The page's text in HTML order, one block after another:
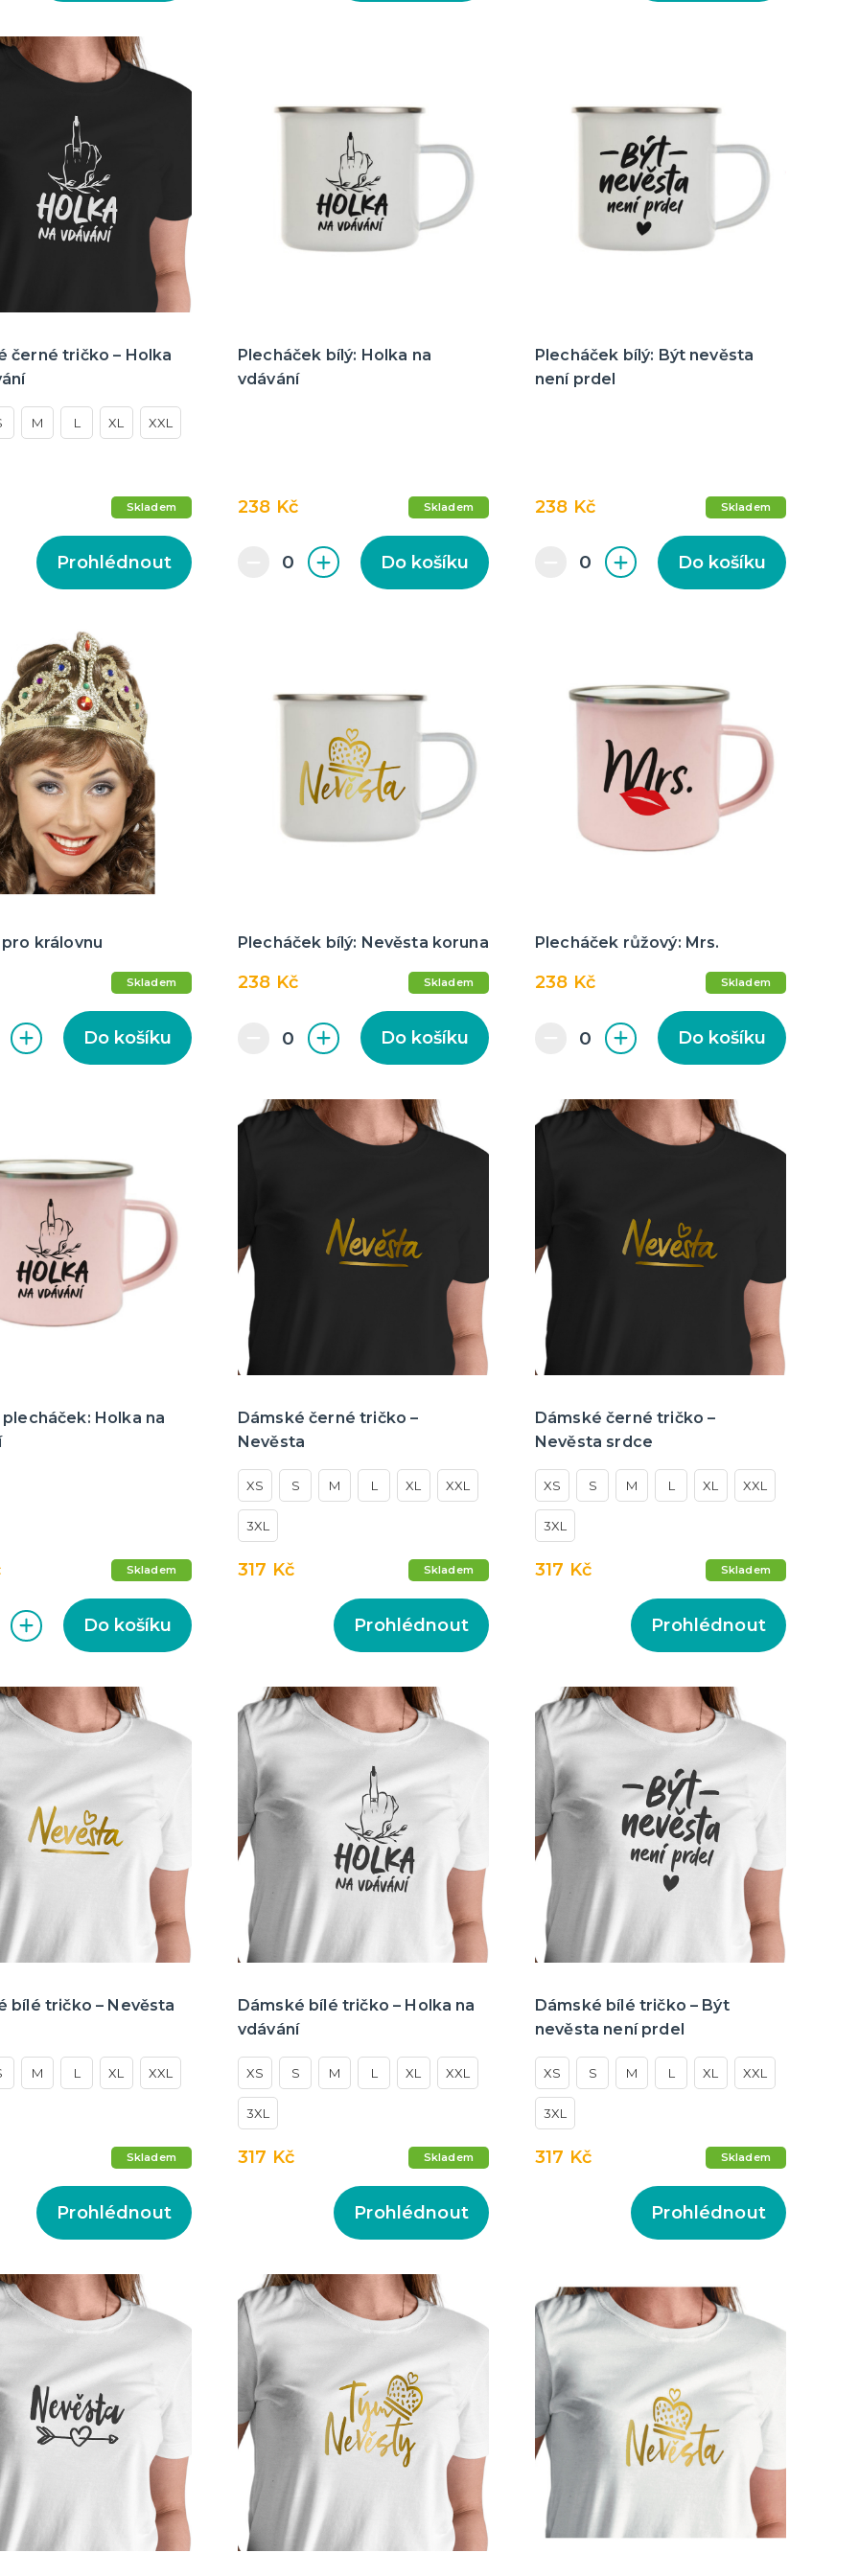
černé tričko – Holka
M L XL XXL
Skladem
Prohlédnout
Plecháček bílý: Holka na
vdávání
238 Kč Skladem
Do košíku
Plecháček bílý: Být nevěsta
není prdel
238 Kč Skladem
Do košíku
královnu
Skladem
Do košíku
Plecháček bílý: Nevěsta koruna
238 Kč Skladem
Do košíku
Plecháček růžový: Mrs.
238 Kč Skladem
Do košíku
plecháček: Holka na
Skladem
Do košíku
Dámské černé tričko –
Nevěsta
XS S M L XL XXL
3XL
317 Kč Skladem
Prohlédnout
Dámské černé tričko –
Nevěsta srdce
XS S M L XL XXL
3XL
317 Kč Skladem
Prohlédnout
bílé tričko – Nevěsta
M L XL XXL
Skladem
Prohlédnout
Dámské bílé tričko – Holka na
vdávání
XS S M L XL XXL
3XL
317 Kč Skladem
Prohlédnout
Dámské bílé tričko – Být
nevěsta není prdel
XS S M L XL XXL
3XL
317 Kč Skladem
Prohlédnout